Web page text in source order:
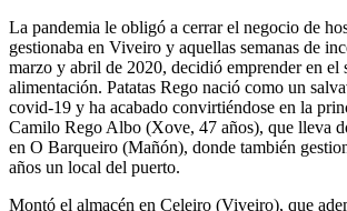
La pandemia le obligó a cerrar el negocio de
gestionaba en Viveiro y aquellas semanas de
marzo y abril de 2020, decidió emprender en el
alimentación. Patatas Rego nació como un
covid-19 y ha acabado convirtiéndose en la
Camilo Rego Albo (Xove, 47 años), que lleva
en O Barqueiro (Mañón), donde también
años un local del puerto.
Montó el almacén en Celeiro (Viveiro), que